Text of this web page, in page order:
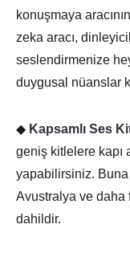
konuşmaya
zeka aracı,
seslendirmenize
duygusal nüanslar
◆ Kapsamlı Ses
geniş kitlelere kapı
yapabilirsiniz.
Avustralya ve daha
dahildir.